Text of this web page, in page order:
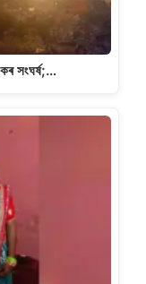
সংঘৰ্ষ;…